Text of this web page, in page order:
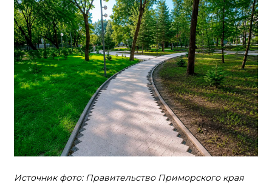
Источник фото: Правительство Приморского края